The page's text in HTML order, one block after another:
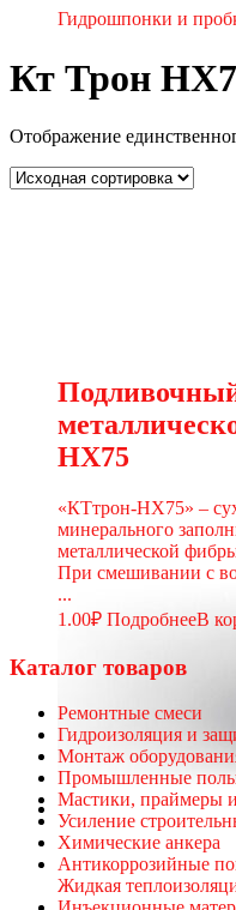
Гидрошпонки и
Кт Трон
Отображение
НХ75
«КТтрон-НХ75» –
минерального
металлической
При смешивании с
...
1.00₽ ПодробнееВ
Каталог товаров
Ремонтные смеси
Гидроизоляция и
Монтаж
Промышленные
Мастики, праймеры и
Усиление
Химические анкера
Антикоррозийные
Жидкая